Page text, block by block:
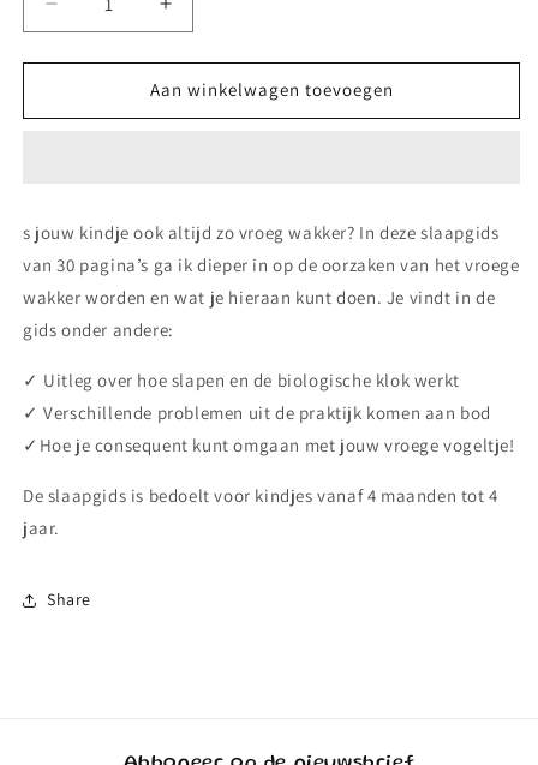
Aantal
verlagen
voor
vogels
4
jaar)
Aantal
verhogen
voor
Vroege
vogels
4
jaar)
Aan winkelwagen toevoegen
s jouw kindje ook altijd zo vroeg wakker? In deze slaapgids
van 30 pagina’s ga ik dieper in op de oorzaken van het vroege
wakker worden en wat je hieraan kunt doen. Je vindt in de
gids onder andere:
✓ Uitleg over hoe slapen en de biologische klok werkt
✓ Verschillende problemen uit de praktijk komen aan bod
✓Hoe je consequent kunt omgaan met jouw vroege vogeltje!
De slaapgids is bedoelt voor kindjes vanaf 4 maanden tot 4
jaar.
Share